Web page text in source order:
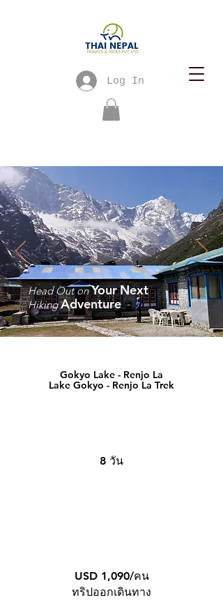
Log In
Head Out on YourNext
Hiking Adventure
Gokyo Lake - Renjo La
Lake Gokyo - Renjo La Trek
8 วัน
USD 1,090/คน
ทริปออกเดินทาง